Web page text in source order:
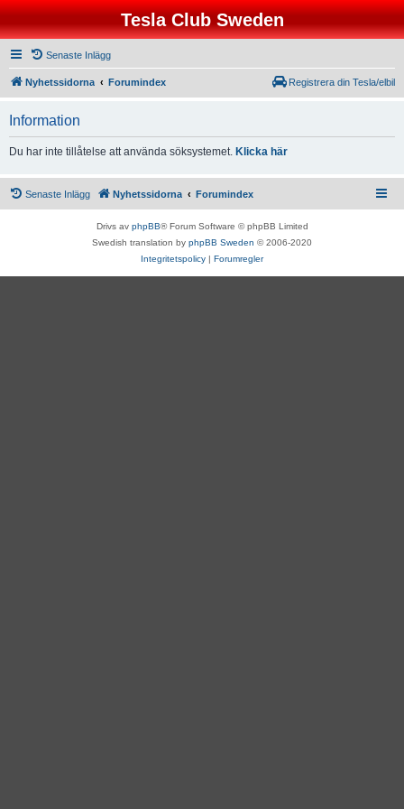
Tesla Club Sweden
Senaste Inlägg
Nyhetssidorna Forumindex Registrera din Tesla/elbil
Information
Du har inte tillåtelse att använda söksystemet. Klicka här
Senaste Inlägg Nyhetssidorna Forumindex
Drivs av phpBB® Forum Software © phpBB Limited
Swedish translation by phpBB Sweden © 2006-2020
Integritetspolicy | Forumregler